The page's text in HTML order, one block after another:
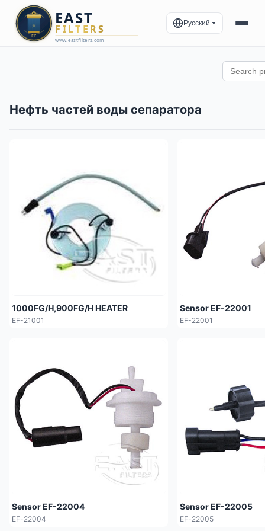
Русский ▼
Нефть частей воды сепаратора
1000FG/H,900FG/H HEATER
EF-21001
Sensor EF-22001
EF-22001
Sensor EF-22004
EF-22004
Sensor EF-22005
EF-22005